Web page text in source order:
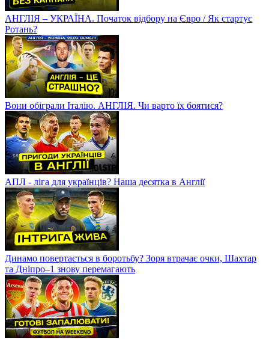
АНГЛІЯ – УКРАЇНА. Початок відбору на Євро / Як стартує
Ротань?
Вони обіграли Італію. АНГЛІЯ. Чи варто їх боятися?
АПЛ - ліга для українців? Наша десятка в Англії
Динамо повертається в боротьбу? Зоря втрачає очки, Шахтар
та Дніпро–1 знову перемагають